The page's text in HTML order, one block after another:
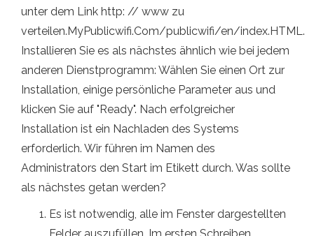
unter dem Link http: // www zu
verteilen.MyPublicwifi.Com/publicwifi/en/index.HTML.
Installieren Sie es als nächstes ähnlich wie bei jedem
anderen Dienstprogramm: Wählen Sie einen Ort zur
Installation, einige persönliche Parameter aus und
klicken Sie auf "Ready". Nach erfolgreicher
Installation ist ein Nachladen des Systems
erforderlich. Wir führen im Namen des
Administrators den Start im Etikett durch. Was sollte
als nächstes getan werden?
Es ist notwendig, alle im Fenster dargestellten